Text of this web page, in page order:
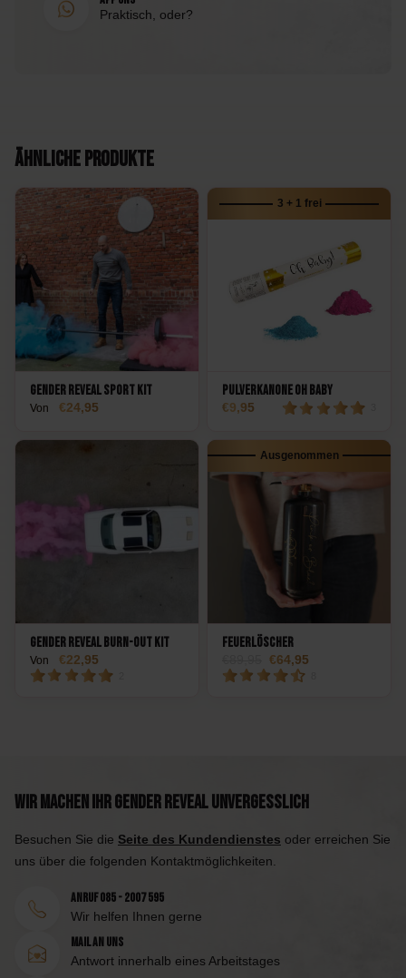
Praktisch, oder?
Ähnliche Produkte
Gender Reveal Sport Kit
Von 24,95
3 + 1 frei
Pulverkanone Oh Baby
9,95
Gender Reveal Burn-Out Kit
Von 22,95
Ausgenommen
Feuerlöscher
64,95
Wir machen Ihr Gender Reveal unvergesslich
Besuchen Sie die Seite des Kundendienstes oder erreichen Sie
uns über die folgenden Kontaktmöglichkeiten.
Anruf 085 - 2007 595
Wir helfen Ihnen gerne
Mail an uns
Antwort innerhalb eines Arbeitstages